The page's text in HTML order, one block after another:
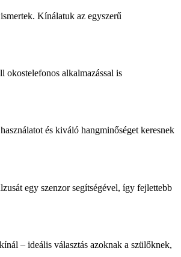
Kínálatuk az egyszerű
okostelefonos alkalmazással is
és kiváló hangminőséget keresnek
egy szenzor segítségével, így fejlettebb
– ideális választás azoknak a szülőknek,